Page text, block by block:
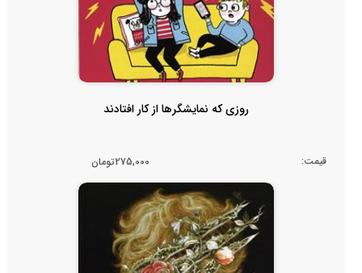
روزی که نمایشگرها از کار افتادند
قیمت: 275,000تومان